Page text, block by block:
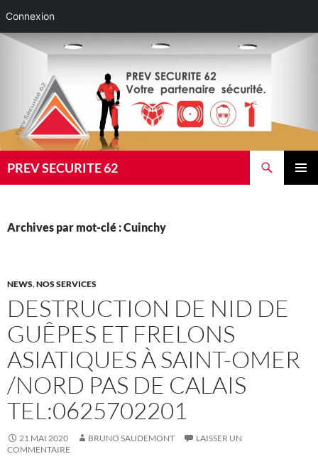
Connexion
Aller
PREV SECURITE 62
Archives par mot-clé : Cuinchy
NEWS,NOS SERVICES
DESTRUCTION DE NID DE
GUÊPES ET FRELONS
ASIATIQUES À SAINT-OMER
/NORD PAS DE CALAIS
TEL:0625702201
21 MAI 2020 BRUNO SAUDEMONT
LAISSER UN
COMMENTAIRE